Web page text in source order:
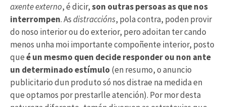
axente externo, é dicir,son outras persoas as que nos
interrompen. Asdistraccións, pola contra, poden provir
do noso interior ou do exterior, pero adoitan ter cando
menos unha moi importante compoñente interior, posto
queé un mesmo quen decide responder ou non ante
un determinado estímulo (en resumo, o anuncio
publicitario dun produto só nos distrae na medida en
que optamos por prestarlle atención). Por mor desta